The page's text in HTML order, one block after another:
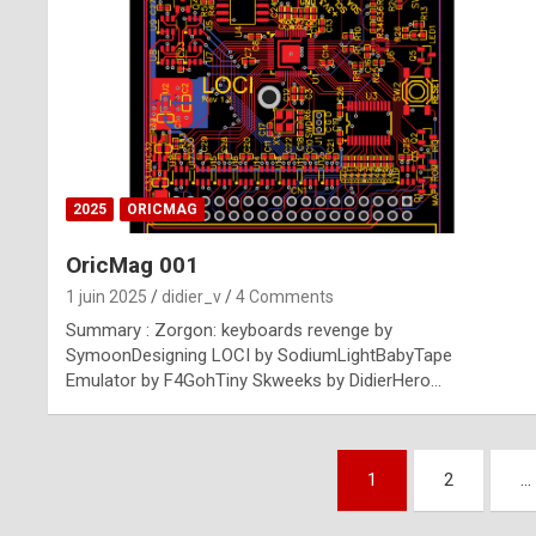
2025 ORICMAG
OricMag 001
1 juin 2025 didier_v 4 Comments
Summary : Zorgon: keyboards revenge by
SymoonDesigning LOCI by SodiumLightBabyTape
Emulator by F4GohTiny Skweeks by DidierHero…
1 2 …